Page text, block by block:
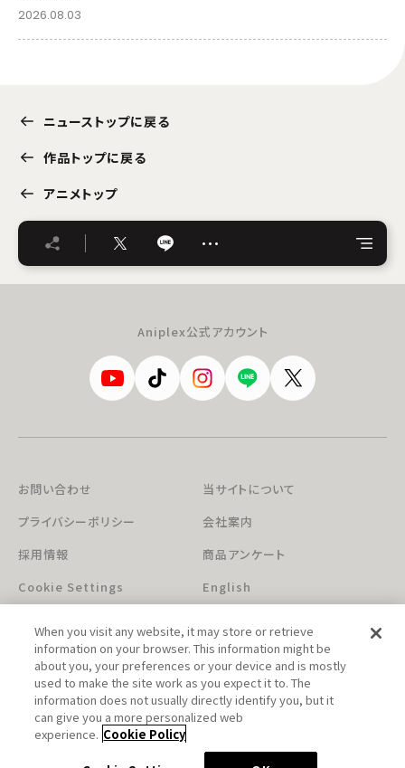
2026.08.03
ニューストップに戻る
作品トップに戻る
アニメトップ
…
Aniplex公式アカウント
お問い合わせ
当サイトについて
プライバシーポリシー
会社案内
採用情報
商品アンケート
Cookie Settings
English
このホームページに掲載されている著作物の無断利用を禁じます。
© Aniplex Inc. All rights reserved.
When you visit any website, it may store or retrieve
information on your browser. This information might be
about you, your preferences or your device and is mostly
used to make the site work as you expect it to. The
information does not usually directly identify you, but it
can give you a more personalized web
experience. Cookie Policy